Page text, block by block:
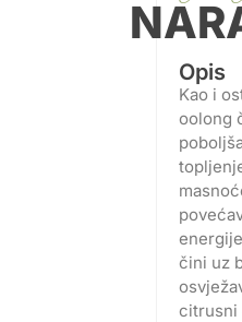
Opis
Kao i
oolong
čini uz
citrusni